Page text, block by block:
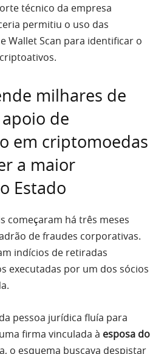
técnico da empresa
permitiu o uso das
Wallet Scan para identificar o
milhares de
de
em criptomoedas
a maior
Estado
começaram há três meses
de fraudes corporativas.
indícios de retiradas
executadas por um dos sócios
pessoa jurídica fluía para
firma vinculada à esposa do
o esquema buscava despistar